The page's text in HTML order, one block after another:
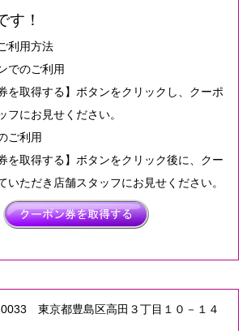
す！
利用方法
でのご利用
を取得する】ボタンをクリックし、クーポ
フにお見せください。
ご利用
を取得する】ボタンをクリック後に、クー
いただき店舗スタッフにお見せください。
0033 東京都豊島区高田３丁目１０－１４